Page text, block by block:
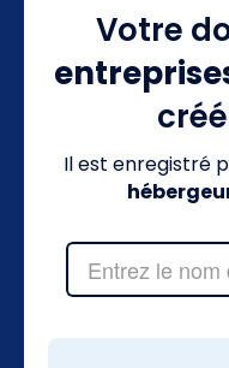
Votre
Il est enregistré